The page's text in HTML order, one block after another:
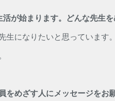
が始まります。どんな先生を
生になりたいと思っています
めざす人にメッセージをお